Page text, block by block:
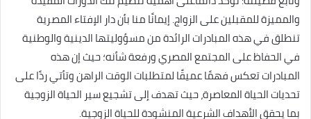
والمميزة للمقبلين على الزواج. إيمانًا منا بأن دار الإفتاء المصرية
تنطلق في هذه المبادرات الرائدة من مسؤوليتها الدينية والوطنية
في الحفاظ على المجتمع المصري ورفعة شأنه؛ حيث إن هذه
المبادرات تعكس فهمًا عميقًا لمتطلبات الوقت الراهن وتأتي ردًا على
تحديات الحياة المعاصرة، حيث تهدف إلى تشجيع سير الحياة الزوجية
بما يحقق الأهداف الشرعية المنشودة للحياة الزوجية.